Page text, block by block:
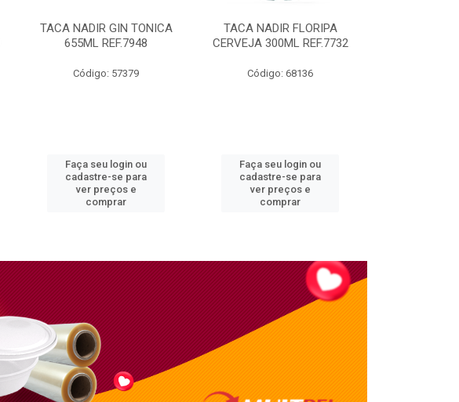
TACA NADIR GIN TONICA
655ML REF.7948
Código: 57379
Faça seu login ou
cadastre-se para
ver preços e
comprar
TACA NADIR FLORIPA
CERVEJA 300ML REF.7732
Código: 68136
Faça seu login ou
cadastre-se para
ver preços e
comprar